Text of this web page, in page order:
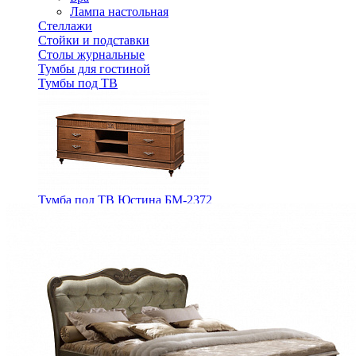
Лампа настольная
Стеллажи
Стойки и подставки
Столы журнальные
Тумбы для гостиной
Тумбы под ТВ
Тумба под ТВ Юстина БМ-2372
Спальня
Деревянные кровати с подъемным механизмом
Кровати односпальные с подъемным механизмом
Кровати двуспальные с подъемным механизмом
Кровати полутороспальные с подъемным
Зеркала